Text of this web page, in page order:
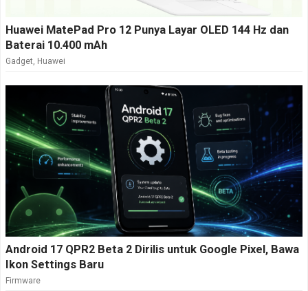
Huawei MatePad Pro 12 Punya Layar OLED 144 Hz dan
Baterai 10.400 mAh
Gadget Huawei
Android 17 QPR2 Beta 2 Dirilis untuk Google Pixel, Bawa
Ikon Settings Baru
Firmware